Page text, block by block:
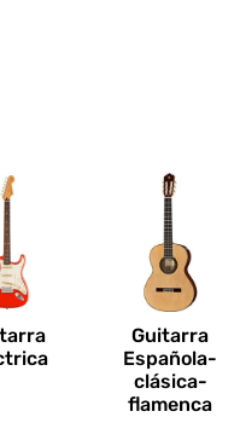
Guitarra
Española-
clásica-
flamenca